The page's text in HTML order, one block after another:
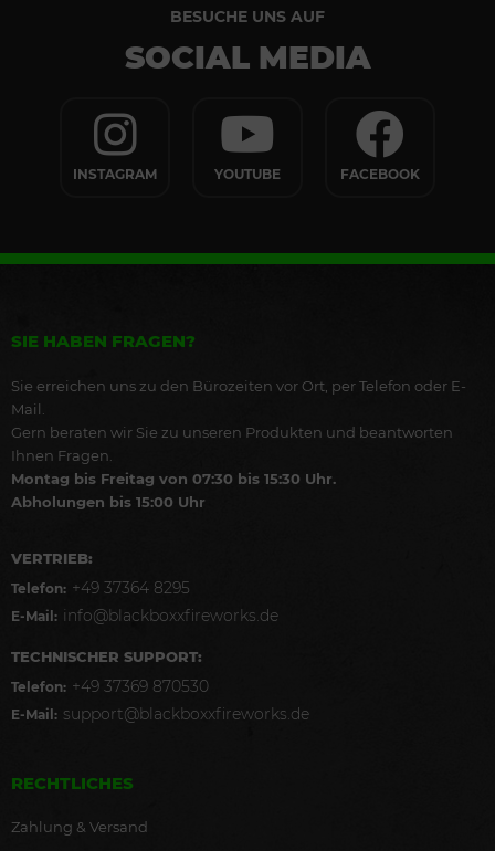
BESUCHE UNS AUF
SOCIAL MEDIA
INSTAGRAM YOUTUBE FACEBOOK
SIE HABEN FRAGEN?
Sie erreichen uns zu den Bürozeiten vor Ort, per Telefon oder E-
Mail.
Gern beraten wir Sie zu unseren Produkten und beantworten
Ihnen Fragen.
Montag bis Freitag von 07:30 bis 15:30 Uhr.
Abholungen bis 15:00 Uhr
VERTRIEB:
Telefon: +49 37364 8295
E-Mail: info@blackboxxfireworks.de
TECHNISCHER SUPPORT:
Telefon: +49 37369 870530
E-Mail: support@blackboxxfireworks.de
RECHTLICHES
Zahlung & Versand